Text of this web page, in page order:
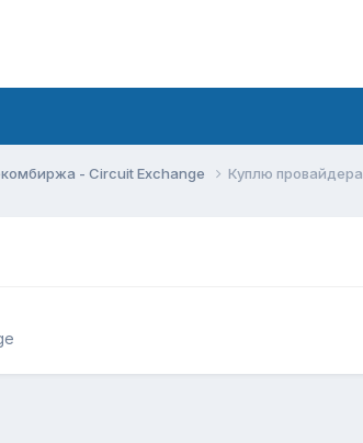
- Circuit Exchange Куплю провайдера